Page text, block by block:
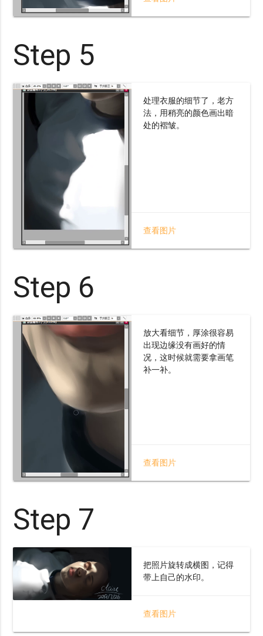
Step 5
处理衣服的细节了，老方
法，用稍亮的颜色画出暗
处的褶皱。
查看图片
Step 6
放大看细节，厚涂很容易
出现边缘没有画好的情
况，这时候就需要拿画笔
补一补。
查看图片
Step 7
把照片旋转成横图，记得
带上自己的水印。
查看图片